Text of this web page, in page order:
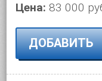
Цена: 83 000
ДОБАВИТЬ